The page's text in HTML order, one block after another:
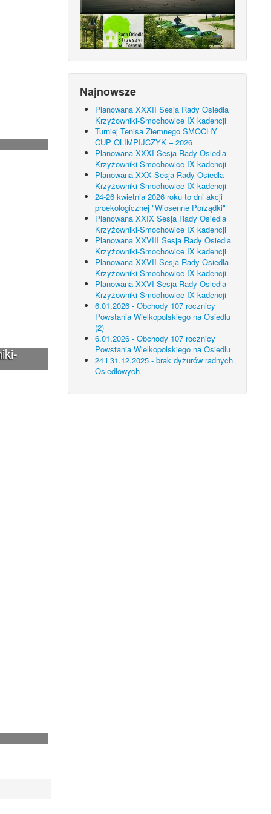
Najnowsze
Planowana XXXII Sesja Rady Osiedla
Krzyżowniki-Smochowice IX kadencji
Turniej Tenisa Ziemnego SMOCHY
CUP OLIMPIJCZYK – 2026
Planowana XXXI Sesja Rady Osiedla
Krzyżowniki-Smochowice IX kadencji
Planowana XXX Sesja Rady Osiedla
Krzyżowniki-Smochowice IX kadencji
24-26 kwietnia 2026 roku to dni akcji
proekologicznej "Wiosenne Porządki"
Planowana XXIX Sesja Rady Osiedla
Krzyżowniki-Smochowice IX kadencji
Planowana XXVIII Sesja Rady Osiedla
Krzyżowniki-Smochowice IX kadencji
Planowana XXVII Sesja Rady Osiedla
Krzyżowniki-Smochowice IX kadencji
Planowana XXVI Sesja Rady Osiedla
Krzyżowniki-Smochowice IX kadencji
6.01.2026 - Obchody 107 rocznicy
Powstania Wielkopolskiego na Osiedlu
(2)
6.01.2026 - Obchody 107 rocznicy
Powstania Wielkopolskiego na Osiedlu
24 i 31.12.2025 - brak dyżurów radnych
Osiedlowych